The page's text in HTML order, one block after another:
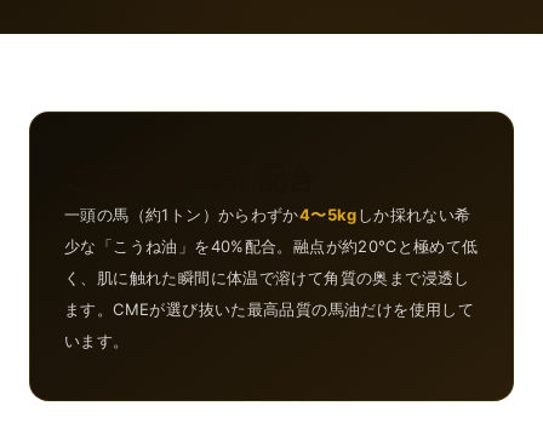
一頭の馬（約1トン）からわずか4〜5kgしか採れない希
少な「こうね油」を40%配合。融点が約20℃と極めて低
く、肌に触れた瞬間に体温で溶けて角質の奥まで浸透し
ます。CMEが選び抜いた最高品質の馬油だけを使用して
います。